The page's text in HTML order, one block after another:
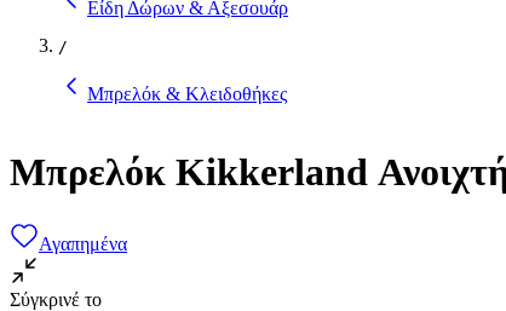
Είδη Δώρων & Αξεσουάρ
/
Μπρελόκ & Κλειδοθήκες
Μπρελόκ Kikkerland
Αγαπημένα
Σύγκρινέ το